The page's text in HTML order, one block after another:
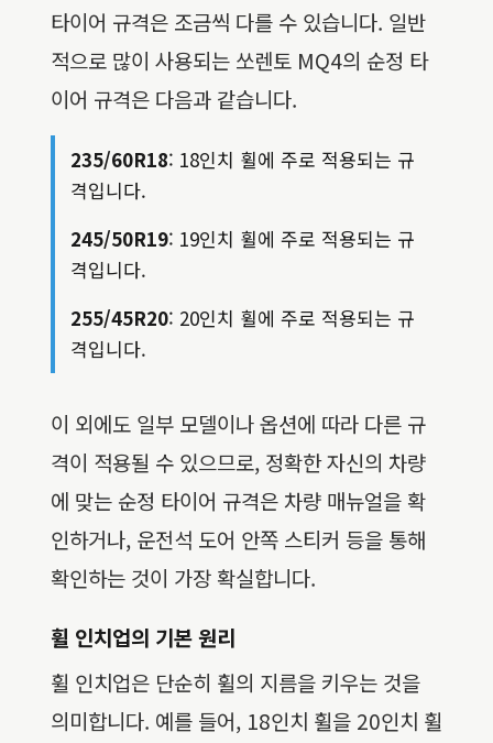
타이어 규격은 조금씩 다를 수 있습니다. 일반
적으로 많이 사용되는 쏘렌토 MQ4의 순정 타
이어 규격은 다음과 같습니다.
235/60R18: 18인치 휠에 주로 적용되는 규
격입니다.
245/50R19: 19인치 휠에 주로 적용되는 규
격입니다.
255/45R20: 20인치 휠에 주로 적용되는 규
격입니다.
이 외에도 일부 모델이나 옵션에 따라 다른 규
격이 적용될 수 있으므로, 정확한 자신의 차량
에 맞는 순정 타이어 규격은 차량 매뉴얼을 확
인하거나, 운전석 도어 안쪽 스티커 등을 통해
확인하는 것이 가장 확실합니다.
휠 인치업의 기본 원리
휠 인치업은 단순히 휠의 지름을 키우는 것을
의미합니다. 예를 들어, 18인치 휠을 20인치 휠